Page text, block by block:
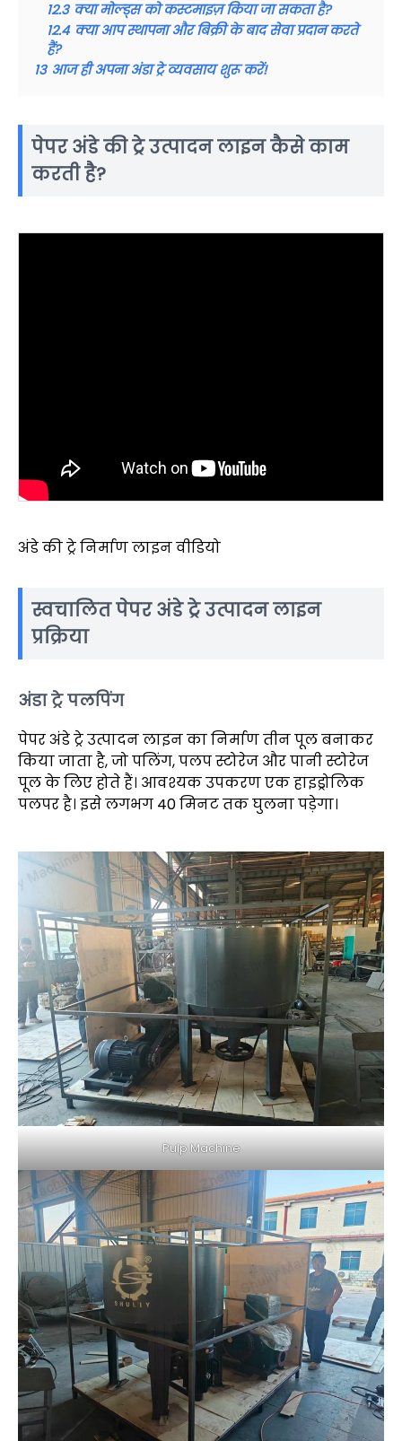
12.3 क्या मोल्ड्स को कस्टमाइज़ किया जा सकता है?
12.4 क्या आप स्थापना और बिक्री के बाद सेवा प्रदान करते
हैं?
13 आज ही अपना अंडा ट्रे व्यवसाय शुरू करें!
पेपर अंडे की ट्रे उत्पादन लाइन कैसे काम
करती है?
अंडे की ट्रे निर्माण लाइन वीडियो
स्वचालित पेपर अंडे ट्रे उत्पादन लाइन
प्रक्रिया
अंडा ट्रे पलपिंग
पेपर अंडे ट्रे उत्पादन लाइन का निर्माण तीन पूल बनाकर
किया जाता है, जो पलिंग, पलप स्टोरेज और पानी स्टोरेज
पूल के लिए होते हैं। आवश्यक उपकरण एक हाइड्रोलिक
पलपर है। इसे लगभग 40 मिनट तक घुलना पड़ेगा।
Pulp Machine